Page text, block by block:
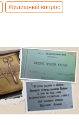
Жилищный вопрос